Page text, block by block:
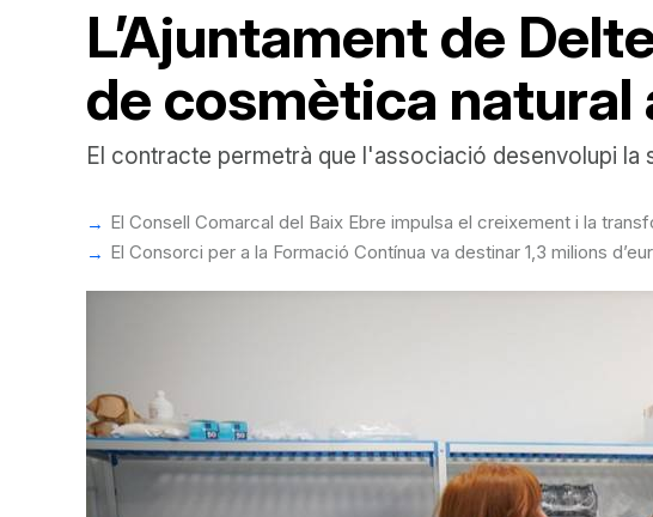
L’Ajuntament de
de cosmètica natural
El contracte permetrà que l'associació desenvolupi
El Consell Comarcal del Baix Ebre impulsa el creixement i la
El Consorci per a la Formació Contínua va destinar 1,3 milions